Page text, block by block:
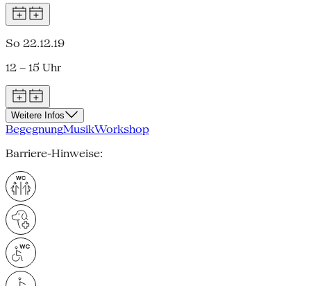
So 22.12.19
12 – 15 Uhr
Weitere Infos
BegegnungMusikWorkshop
Barriere-Hinweise: